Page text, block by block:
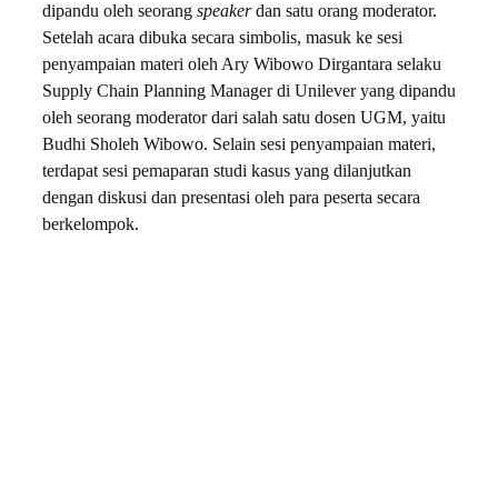
dipandu oleh seorang speakerdan satu orang moderator.
Setelah acara dibuka secara simbolis, masuk ke sesi
penyampaian materi oleh Ary Wibowo Dirgantara selaku
Supply Chain Planning Manager di Unilever yang dipandu
oleh seorang moderator dari salah satu dosen UGM, yaitu
Budhi Sholeh Wibowo. Selain sesi penyampaian materi,
terdapat sesi pemaparan studi kasus yang dilanjutkan
dengan diskusi dan presentasi oleh para peserta secara
berkelompok.